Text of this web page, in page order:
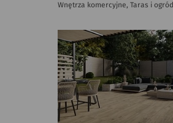
Wnętrza komercyjne, Taras i ogród